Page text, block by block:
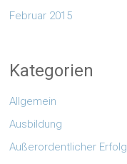
Februar 2015
Kategorien
Allgemein
Ausbildung
Außerordentlicher Erfolg